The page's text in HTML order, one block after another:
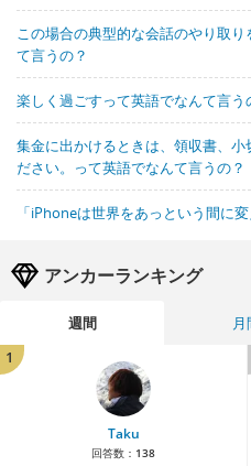
この場合の典型的な会話のやり取
て言うの？
楽しく過ごすって英語でなんて言う
集金に出かけるときは、領収書、
ださい。って英語でなんて言うの？
「iPhoneは世界をあっという間に
アンカーランキング
週間 月
1
Taku
回答数： 138